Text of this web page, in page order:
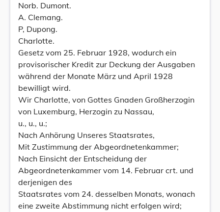
Norb. Dumont.
A. Clemang.
P, Dupong.
Charlotte.
Gesetz vom 25. Februar 1928, wodurch ein
provisorischer Kredit zur Deckung der Ausgaben
während der Monate März und April 1928
bewilligt wird.
Wir Charlotte, von Gottes Gnaden Großherzogin
von Luxemburg, Herzogin zu Nassau,
u., u., u.;
Nach Anhörung Unseres Staatsrates,
Mit Zustimmung der Abgeordnetenkammer;
Nach Einsicht der Entscheidung der
Abgeordnetenkammer vom 14. Februar crt. und
derjenigen des
Staatsrates vom 24. desselben Monats, wonach
eine zweite Abstimmung nicht erfolgen wird;